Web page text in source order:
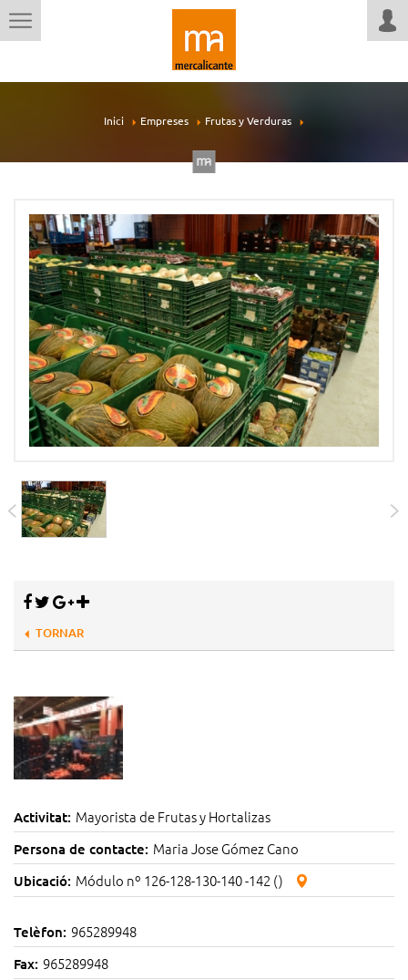
Inici Empreses Frutas y Verduras
TORNAR
Activitat: Mayorista de Frutas y Hortalizas
Persona de contacte: Maria Jose Gómez Cano
Ubicació: Módulo nº 126-128-130-140 -142 ()
Telèfon: 965289948
Fax: 965289948